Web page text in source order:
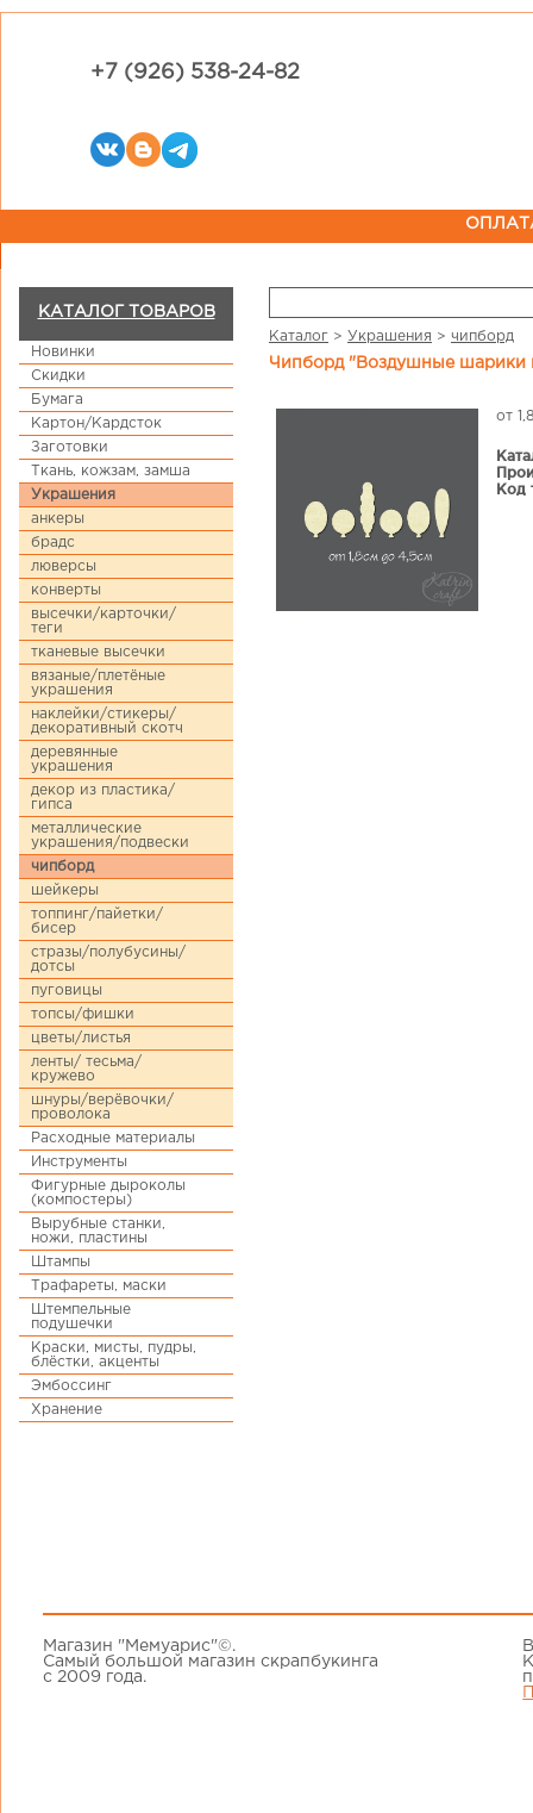
+7 (926) 538-24-82
КАТАЛОГ ТОВАРОВ
Новинки
Скидки
Бумага
Картон/Кардсток
Заготовки
Ткань, кожзам, замша
Украшения
анкеры
брадс
люверсы
конверты
высечки/карточки/
теги
тканевые высечки
вязаные/плетёные
украшения
наклейки/стикеры/
декоративный скотч
деревянные
украшения
декор из пластика/
гипса
металлические
украшения/подвески
чипборд
шейкеры
топпинг/пайетки/
бисер
стразы/полубусины/
дотсы
пуговицы
топсы/фишки
цветы/листья
ленты/ тесьма/
кружево
шнуры/верёвочки/
проволока
Расходные материалы
Инструменты
Фигурные дыроколы
(компостеры)
Вырубные станки,
ножи, пластины
Штампы
Трафареты, маски
Штемпельные
подушечки
Краски, мисты, пудры,
блёстки, акценты
Эмбоссинг
Хранение
Каталог > Украшения > чипборд
Чипборд "Воздушные шарики
от
Код
Магазин "Мемуарис"©.
Самый большой магазин скрапбукинга
с 2009 года.